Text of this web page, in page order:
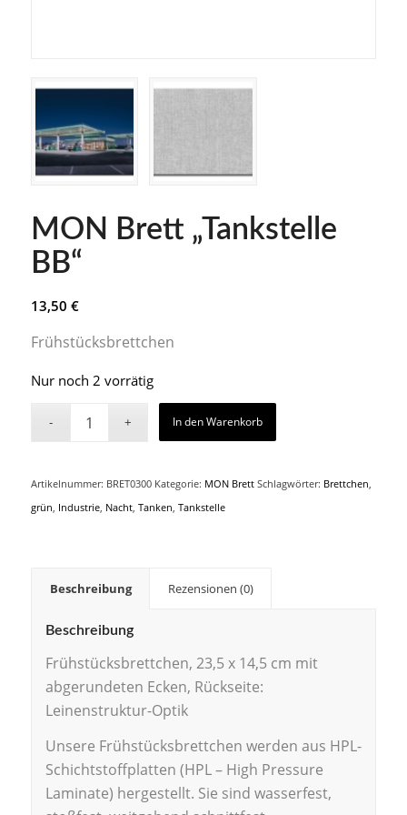
MON Brett „Tankstelle
BB“
13,50 €
Frühstücksbrettchen
Nur noch 2 vorrätig
In den Warenkorb
Artikelnummer: BRET0300 Kategorie: MON Brett Schlagwörter: Brettchen,
grün, Industrie, Nacht, Tanken, Tankstelle
Beschreibung Rezensionen (0)
Beschreibung
Frühstücksbrettchen, 23,5 x 14,5 cm mit
abgerundeten Ecken, Rückseite:
Leinenstruktur-Optik
Unsere Frühstücksbrettchen werden aus HPL-
Schichtstoffplatten (HPL – High Pressure
Laminate) hergestellt. Sie sind wasserfest,